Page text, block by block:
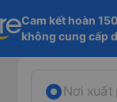
Cam kết hoàn
không cung cấp
Nơi xuất